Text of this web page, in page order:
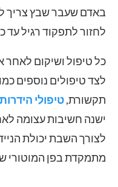
באדם שעבר שבץ צריך
לחזור לתפקוד רגיל
כל טיפול ושיקום לאחר
לצד טיפולים נוספים
תקשורת,טיפולי
ישנה חשיבות עצומה
לצורך השבת יכולת
מתמקדת בפן המוטורי